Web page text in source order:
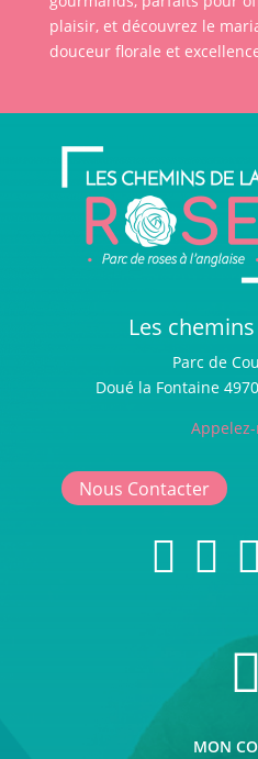
plaisir, et découvrez le
douceur florale et
Les
Parc de
Doué la Fontaine
Nous Contacter
  

MON